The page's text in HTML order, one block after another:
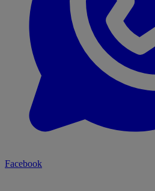
Facebook